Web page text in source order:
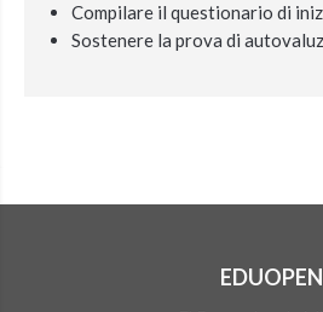
Compilare il questionario di
Sostenere la prova di
EDUOPEN